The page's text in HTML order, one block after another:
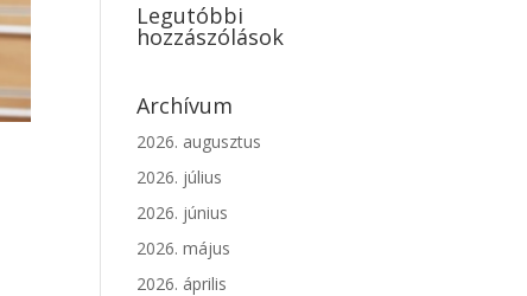
Legutóbbi
hozzászólások
Archívum
2026. augusztus
2026. július
2026. június
2026. május
2026. április